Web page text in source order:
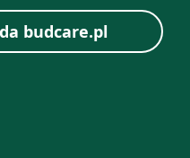
budcare.pl